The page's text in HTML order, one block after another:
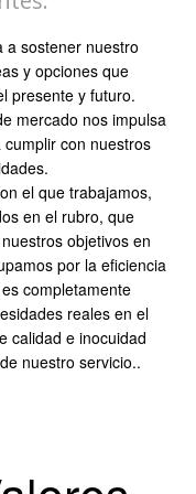
a sostener nuestro
y opciones que
presente y futuro.
mercado nos impulsa
con nuestros
el que trabajamos,
en el rubro, que
objetivos en
por la eficiencia
completamente
reales en el
calidad e inocuidad
nuestro servicio..